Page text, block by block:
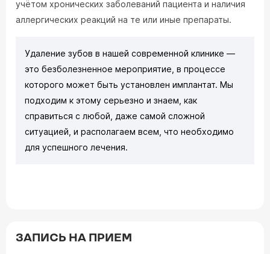
учётом хронических заболеваний пациента и наличия
аллергических реакций на те или иные препараты.
Удаление зубов в нашей современной клинике —
это безболезненное мероприятие, в процессе
которого может быть установлен имплантат. Мы
подходим к этому серьезно и знаем, как
справиться с любой, даже самой сложной
ситуацией, и располагаем всем, что необходимо
для успешного лечения.
ЗАПИСЬ НА ПРИЕМ